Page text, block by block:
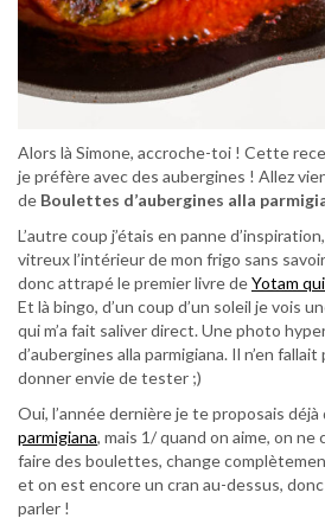
Alors là Simone, accroche-toi ! Cette
je préfère avec des aubergines ! Allez
de Boulettes d’aubergines alla
L’autre coup j’étais en panne
vitreux l’intérieur de mon frigo sans
donc attrapé le premier livre deYotam
Et là bingo, d’un coup d’un soleil je vois
qui m’a fait saliver direct. Une photo
d’aubergines alla parmigiana. Il n’en
donner envie de tester ;)
Oui, l’année dernière je te proposais déjà
parmigiana, mais 1/ quand on aime, on
faire des boulettes, change
et on est encore un cran au-dessus,
parler !